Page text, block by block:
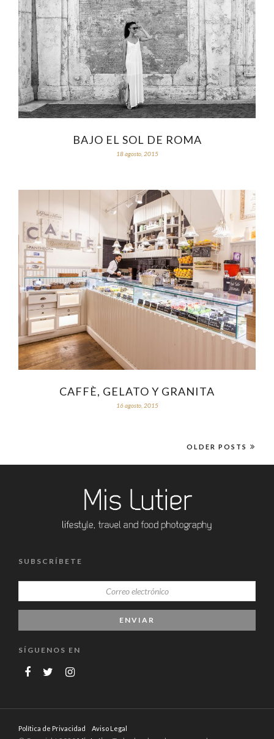
BAJO EL SOL DE ROMA
18 agosto, 2015
CAFFÈ, GELATO Y GRANITA
16 agosto, 2015
OLDER POSTS
SUBSCRÍBETE
SÍGUENOS EN
Política de Privacidad Aviso Legal